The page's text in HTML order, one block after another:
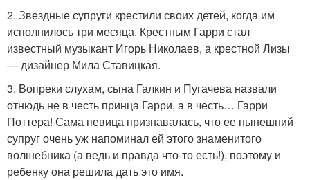
2. Звездные супруги крестили своих детей, когда им
исполнилось три месяца. Крестным Гарри стал
известный музыкант Игорь Николаев, а крестной Лизы
— дизайнер Мила Ставицкая.
3. Вопреки слухам, сына Галкин и Пугачева назвали
отнюдь не в честь принца Гарри, а в честь… Гарри
Поттера! Сама певица признавалась, что ее нынешний
супруг очень уж напоминал ей этого знаменитого
волшебника (а ведь и правда что-то есть!), поэтому и
ребенку она решила дать это имя.